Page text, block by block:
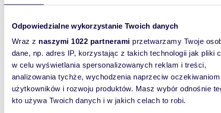
Odpowiedzialne wykorzystanie Twoich danych
Wraz z naszymi 1022 partnerami przetwarzamy Twoje
dane, np. adres IP, korzystając z takich technologii jak pliki
w celu wyświetlania spersonalizowanych reklam i treści,
analizowania tychże, wychodzenia naprzeciw oczekiwaniom
użytkowników i rozwoju produktów. Masz wybór odnośnie
kto używa Twoich danych i w jakich celach to robi.
Polecam 2-pokojowe mieszkanie na Grunwaldzie
z
2